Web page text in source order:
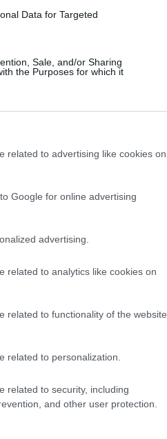
Data for Targeted
Sale, and/or Sharing
the Purposes for which it
related to advertising like cookies on
Google for online advertising
advertising.
related to analytics like cookies on
related to functionality of the website
related to personalization.
related to security, including
and other user protection.
az űrbe
geometriai testét
Leonardo talált ki.
tovább
apárizsi Louvre, és ezzel
múzeumaként